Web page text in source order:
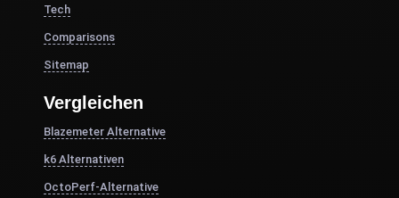
Tech
Comparisons
Sitemap
Vergleichen
Blazemeter Alternative
k6 Alternativen
OctoPerf-Alternative